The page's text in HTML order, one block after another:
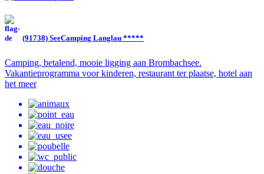
(91738) SeeCamping Langlau *****
Camping, betalend, mooie ligging aan Brombachsee.
Vakantieprogramma voor kinderen, restaurant ter plaatse, hotel aan
het meer